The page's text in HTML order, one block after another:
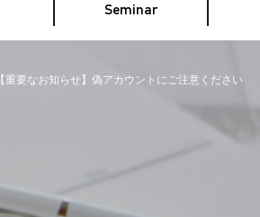
Seminar
【重要なお知らせ】偽アカウントにご注意ください